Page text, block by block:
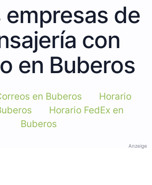
empresas de
con
en Buberos
en Buberos
Horario
Horario FedEx en
Buberos
Anzeige